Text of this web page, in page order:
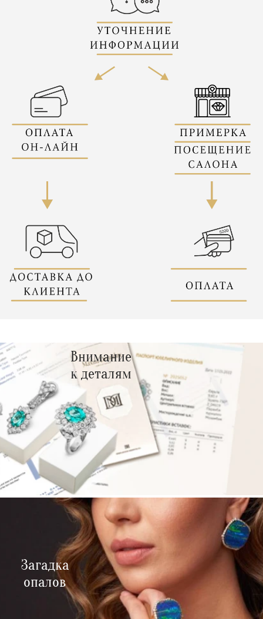
Внимание
к деталям
Загадка
опалов